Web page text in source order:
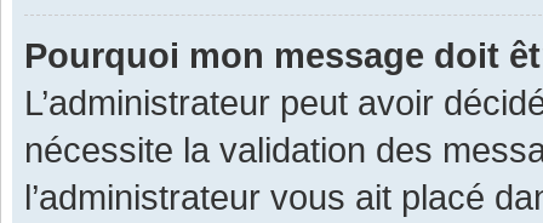
Pourquoi mon message doit
L’administrateur peut avoir
nécessite la validation des
l’administrateur vous ait placé